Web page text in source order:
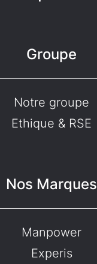
Groupe
Notre groupe
Ethique & RSE
Nos Marques
Manpower
Experis